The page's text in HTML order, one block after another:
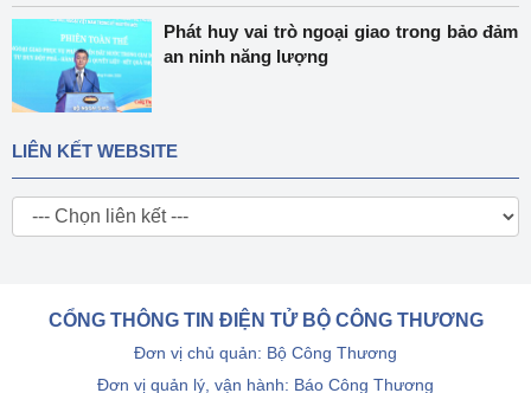
Phát huy vai trò ngoại giao trong bảo đảm
an ninh năng lượng
LIÊN KẾT WEBSITE
CỔNG THÔNG TIN ĐIỆN TỬ BỘ CÔNG THƯƠNG
Đơn vị chủ quản: Bộ Công Thương
Đơn vị quản lý, vận hành: Báo Công Thương